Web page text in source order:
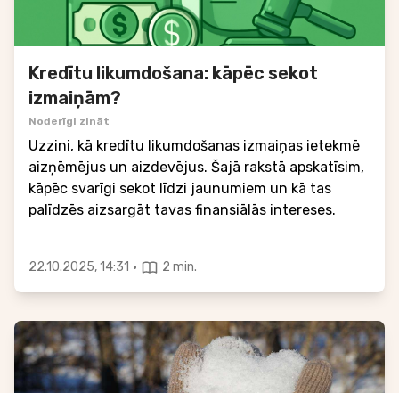
Kredītu likumdošana: kāpēc sekot
izmaiņām?
Noderīgi zināt
Uzzini, kā kredītu likumdošanas izmaiņas ietekmē
aizņēmējus un aizdevējus. Šajā rakstā apskatīsim,
kāpēc svarīgi sekot līdzi jaunumiem un kā tas
palīdzēs aizsargāt tavas finansiālās intereses.
22.10.2025, 14:31 · 2 min.